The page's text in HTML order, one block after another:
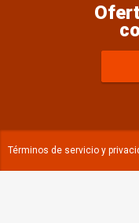
Términos de servicio y